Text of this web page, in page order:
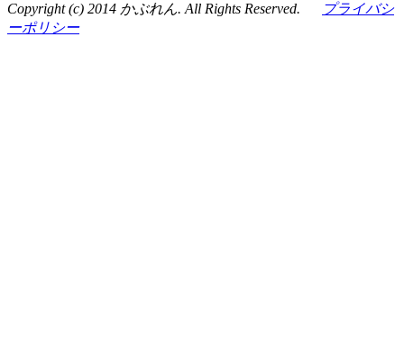
Copyright (c) 2014 かぶれん. All Rights Reserved.
プライバシ
ーポリシー